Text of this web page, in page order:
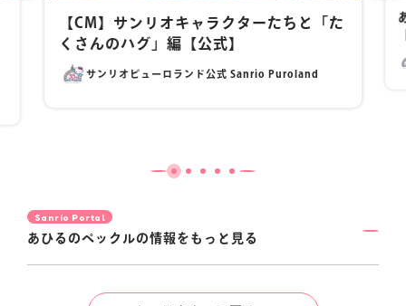
【CM】サンリオキャラクターたちと「た
くさんのハグ」編【公式】
サンリオピューロランド公式 Sanrio Puroland
Sanrio Portal
あひるのペックルの情報をもっと見る